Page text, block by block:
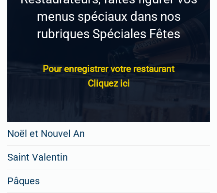
menus spéciaux dans nos
rubriques Spéciales Fêtes
Pour enregistrer votre restaurant
Cliquez ici
Noël et Nouvel An
Saint Valentin
Pâques